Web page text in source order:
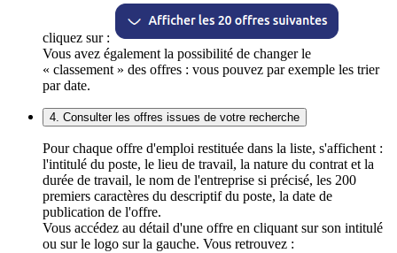
cliquez sur :
Vous avez également la possibilité de changer le
« classement » des offres : vous pouvez par exemple les trier
par date.
4. Consulter les offres issues de votre recherche
Pour chaque offre d'emploi restituée dans la liste, s'affichent :
l'intitulé du poste, le lieu de travail, la nature du contrat et la
durée de travail, le nom de l'entreprise si précisé, les 200
premiers caractères du descriptif du poste, la date de
publication de l'offre.
Vous accédez au détail d'une offre en cliquant sur son intitulé
ou sur le logo sur la gauche. Vous retrouvez :